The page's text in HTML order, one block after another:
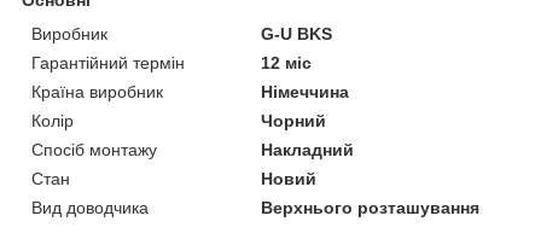
Виробник
G-U BKS
Гарантійний термін
12 міс
Країна виробник
Німеччина
Колір
Чорний
Спосіб монтажу
Накладний
Стан
Новий
Вид доводчика
Верхнього розташування